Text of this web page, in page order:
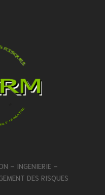
– INGENIERIE –
DES RISQUES